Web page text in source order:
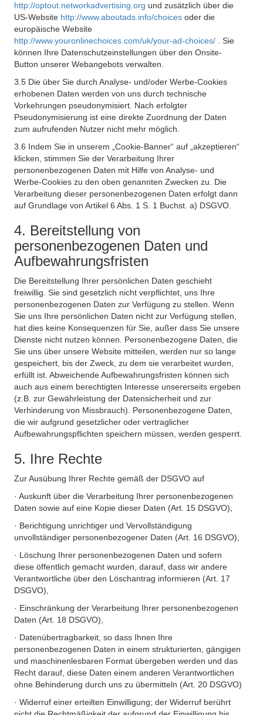
http://optout.networkadvertising.org und zusätzlich über die
US-Website http://www.aboutads.info/choices oder die
europäische Website
http://www.youronlinechoices.com/uk/your-ad-choices/
. Sie
können Ihre Datenschutzeinstellungen über den Onsite-
Button unserer Webangebots verwalten.
3.5 Die über Sie durch Analyse- und/oder Werbe-Cookies
erhobenen Daten werden von uns durch technische
Vorkehrungen pseudonymisiert. Nach erfolgter
Pseudonymisierung ist eine direkte Zuordnung der Daten
zum aufrufenden Nutzer nicht mehr möglich.
3.6 Indem Sie in unserem „Cookie-Banner“ auf „akzeptieren“
klicken, stimmen Sie der Verarbeitung Ihrer
personenbezogenen Daten mit Hilfe von Analyse- und
Werbe-Cookies zu den oben genannten Zwecken zu. Die
Verarbeitung dieser personenbezogenen Daten erfolgt dann
auf Grundlage von Artikel 6 Abs. 1 S. 1 Buchst. a) DSGVO.
4. Bereitstellung von
personenbezogenen Daten und
Aufbewahrungsfristen
Die Bereitstellung Ihrer persönlichen Daten geschieht
freiwillig. Sie sind gesetzlich nicht verpflichtet, uns Ihre
personenbezogenen Daten zur Verfügung zu stellen. Wenn
Sie uns Ihre persönlichen Daten nicht zur Verfügung stellen,
hat dies keine Konsequenzen für Sie, außer dass Sie unsere
Dienste nicht nutzen können. Personenbezogene Daten, die
Sie uns über unsere Website mitteilen, werden nur so lange
gespeichert, bis der Zweck, zu dem sie verarbeitet wurden,
erfüllt ist. Abweichende Aufbewahrungsfristen können sich
auch aus einem berechtigten Interesse unsererseits ergeben
(z.B. zur Gewährleistung der Datensicherheit und zur
Verhinderung von Missbrauch). Personenbezogene Daten,
die wir aufgrund gesetzlicher oder vertraglicher
Aufbewahrungspflichten speichern müssen, werden gesperrt.
5. Ihre Rechte
Zur Ausübung Ihrer Rechte gemäß der DSGVO auf
· Auskunft über die Verarbeitung Ihrer personenbezogenen
Daten sowie auf eine Kopie dieser Daten (Art. 15 DSGVO),
· Berichtigung unrichtiger und Vervollständigung
unvollständiger personenbezogener Daten (Art. 16 DSGVO),
· Löschung Ihrer personenbezogenen Daten und sofern
diese öffentlich gemacht wurden, darauf, dass wir andere
Verantwortliche über den Löschantrag informieren (Art. 17
DSGVO),
· Einschränkung der Verarbeitung Ihrer personenbezogenen
Daten (Art. 18 DSGVO),
· Datenübertragbarkeit, so dass Ihnen Ihre
personenbezogenen Daten in einem strukturierten, gängigen
und maschinenlesbaren Format übergeben werden und das
Recht darauf, diese Daten einem anderen Verantwortlichen
ohne Behinderung durch uns zu übermitteln (Art. 20 DSGVO)
· Widerruf einer erteilten Einwilligung; der Widerruf berührt